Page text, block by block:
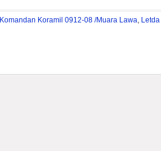
Komandan Koramil 0912-08 /Muara Lawa,